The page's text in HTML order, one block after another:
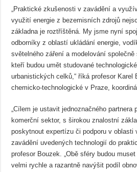
„Praktické zkušenosti v zavádění a
využití energie z bezemisních zdrojů
základna je roztříštěná. My jsme nyní
odborníky z oblastí ukládání energie,
světelného záření a modelování
kteří budou umět studované
urbanistických celků,“ říká profesor
chemicko-technologické v Praze,
„Cílem je ustavit jednoznačného partnera
komerční sektor, s širokou znalostní
poskytnout expertízu či podporu v oblasti
zavádění uvedených technologií do
profesor Bouzek. „Obě sféry budou
velmi rychle a razantně navýšit podíl